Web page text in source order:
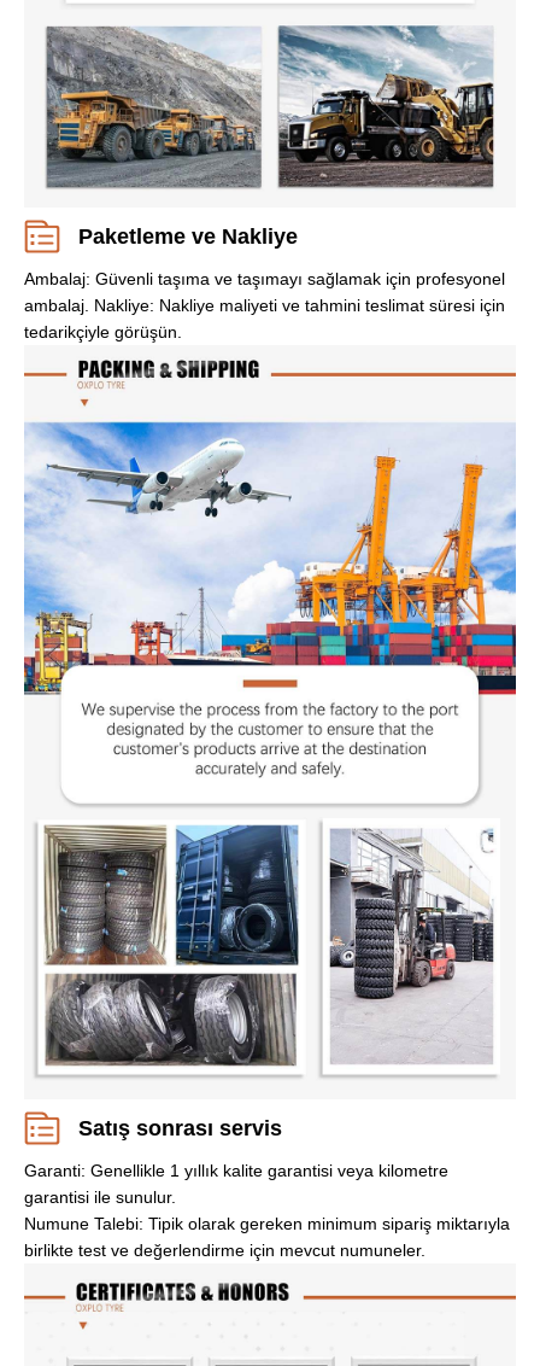
Paketleme ve Nakliye
Ambalaj: Güvenli taşıma ve taşımayı sağlamak için profesyonel
ambalaj. Nakliye: Nakliye maliyeti ve tahmini teslimat süresi için
tedarikçiyle görüşün.
Satış sonrası servis
Garanti: Genellikle 1 yıllık kalite garantisi veya kilometre
garantisi ile sunulur.
Numune Talebi: Tipik olarak gereken minimum sipariş miktarıyla
birlikte test ve değerlendirme için mevcut numuneler.